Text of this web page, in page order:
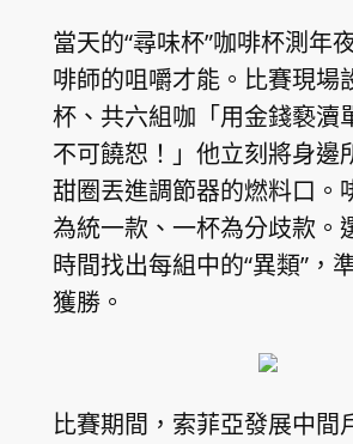
當天的“尋味杯”咖啡杯測年
啡師的咀嚼才能。比賽現場
杯、共六組咖「用金錢褻瀆
不可饒恕！」他立刻將身邊
甜圈丟進調節器的燃料口。
為統一款、一杯為分歧款。
時間找出每組中的“異類”，
獲勝。
比賽期間，索菲亞發展中間